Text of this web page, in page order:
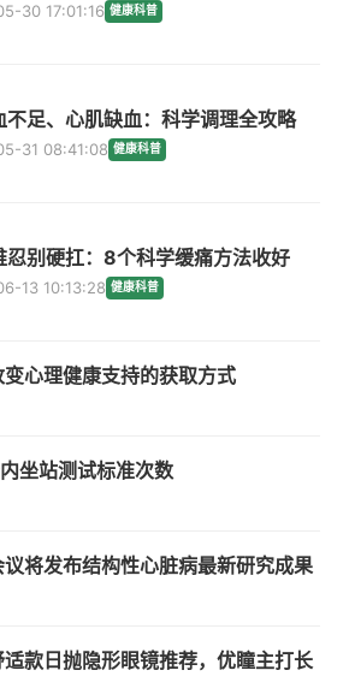
30 17:01:16 健康科普
不足、心肌缺血：科学调理全攻略
31 08:41:08 健康科普
忍别硬扛：8个科学缓痛方法收好
13 10:13:28 健康科普
心理健康支持的获取方式
坐站测试标准次数
将发布结构性心脏病最新研究成果
款日抛隐形眼镜推荐，优瞳主打长